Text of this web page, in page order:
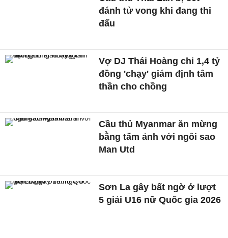
đánh tử vong khi đang thi
đấu
Vợ DJ Thái Hoàng chi 1,4 tỷ
đồng 'chạy' giám định tâm
thần cho chồng
Cầu thủ Myanmar ăn mừng
bằng tấm ảnh với ngôi sao
Man Utd
Sơn La gây bất ngờ ở lượt
5 giải U16 nữ Quốc gia 2026